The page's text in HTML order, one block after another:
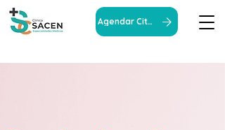
Agendar Cita